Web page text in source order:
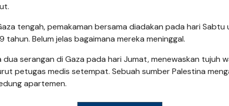
tengah, pemakaman bersama diadakan pada hari
tahun. Belum jelas bagaimana mereka meninggal.
serangan di Gaza pada hari Jumat, menewaskan tujuh
petugas medis setempat. Sebuah sumber Palestina
apartemen.